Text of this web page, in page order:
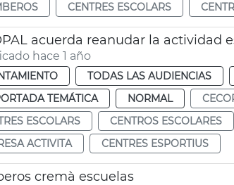
CENTRES ESCOLARS
acuerda reanudar la actividad
hace 1 año
TODAS LAS AUDIENCIAS
TEMÁTICA
NORMAL
ESCOLARS
CENTROS ESCOLARES
ACTIVITA
CENTRES ESPORTIUS
cremà escuelas